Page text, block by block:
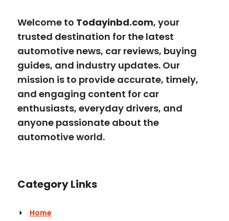
Welcome to Todayinbd.com, your
trusted destination for the latest
automotive news, car reviews, buying
guides, and industry updates. Our
mission is to provide accurate, timely,
and engaging content for car
enthusiasts, everyday drivers, and
anyone passionate about the
automotive world.
Category Links
Home